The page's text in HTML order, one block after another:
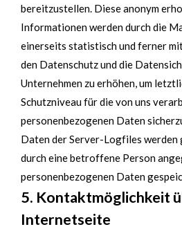
bereitzustellen. Diese anonym
Informationen werden durch die
einerseits statistisch und ferner
den Datenschutz und die
Unternehmen zu erhöhen, um
Schutzniveau für die von uns
personenbezogenen Daten
Daten der Server-Logfiles
durch eine betroffene Person
personenbezogenen Daten
5. Kontaktmöglichkeit
Internetseite